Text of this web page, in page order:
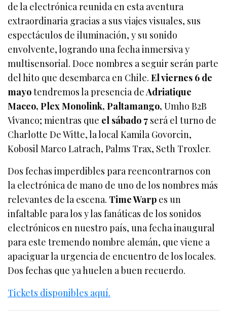
de la electrónica reunida en esta aventura
extraordinaria gracias a sus viajes visuales, sus
espectáculos de iluminación, y su sonido
envolvente, logrando una fecha inmersiva y
multisensorial. Doce nombres a seguir serán parte
del hito que desembarca en Chile.El viernes 6 de
mayotendremos la presencia deAdriatique
Maceo, Plex Monolink, Paltamango,Umho B2B
Vivanco; mientras que el sábado 7 será el turno de
Charlotte De Witte, la local Kamila Govorcin,
Kobosil Marco Latrach, Palms Trax, Seth Troxler.
Dos fechas imperdibles para reencontrarnos con
la electrónica de mano de uno de los nombres más
relevantes de la escena. Time Warp es un
infaltable para los y las fanáticas de los sonidos
electrónicos en nuestro país, una fecha inaugural
para este tremendo nombre alemán, que viene a
apaciguar la urgencia de encuentro de los locales.
Dos fechas que ya huelen a buen recuerdo.
Tickets disponibles aquí.